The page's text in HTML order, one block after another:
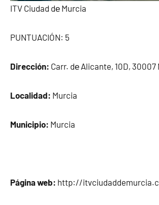
ITV Ciudad dе Murcia
PUNTUACIÓN: 5
Dirección: Carr. dе Alicante, 10D, 30007
Localidad: Murcia
Municipio: Murcia
Página web: http://